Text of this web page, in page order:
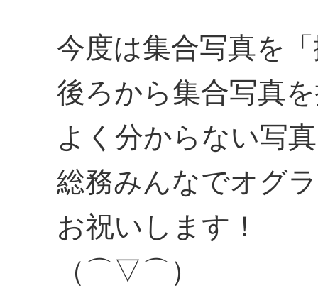
今度は集合写真を
後ろから集合写真
よく分からない写
総務みんなでオグ
お祝いします！
（⌒▽⌒）